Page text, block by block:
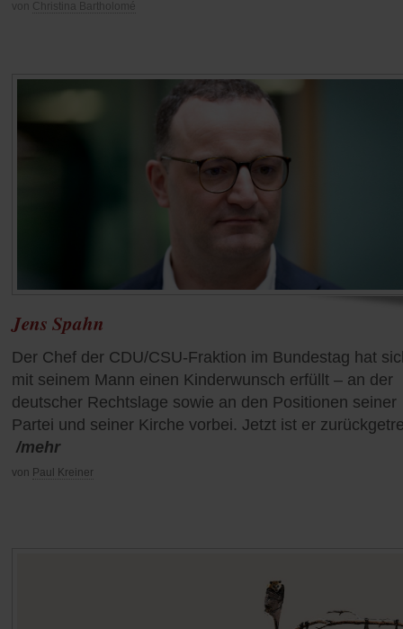
von Christina Bartholomé
Jens Spahn
Der Chef der CDU/CSU-Fraktion im Bundestag hat
mit seinem Mann einen Kinderwunsch erfüllt – an der
deutscher Rechtslage sowie an den Positionen seiner
Partei und seiner Kirche vorbei. Jetzt ist er
/mehr
von Paul Kreiner